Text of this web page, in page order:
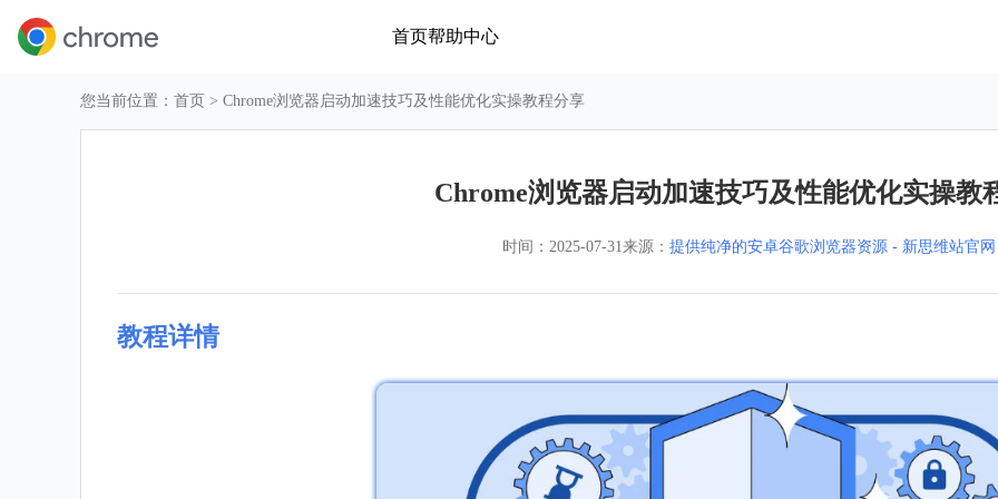
首页帮助中心
您当前位置： 首页 > Chrome浏览器启动加速技巧及性能优化实操教程分享
Chrome浏览器启动加速技巧及性能优化实操教
时间： 2025-07-31来源： 提供纯净的安卓谷歌浏览器资源 - 新思维站官网
教程详情